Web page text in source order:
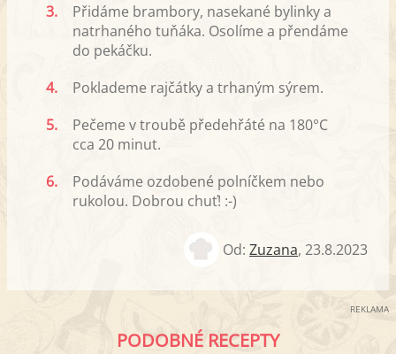
3.
Přidáme brambory, nasekané bylinky a
natrhaného tuňáka. Osolíme a přendáme
do pekáčku.
4.
Poklademe rajčátky a trhaným sýrem.
5.
Pečeme v troubě předehřáté na 180°C
cca 20 minut.
6.
Podáváme ozdobené polníčkem nebo
rukolou. Dobrou chuť! :-)
Od: Zuzana, 23.8.2023
REKLAMA
PODOBNÉ RECEPTY